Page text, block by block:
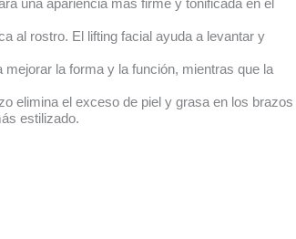
una apariencia más firme y tonificada en el
al rostro. El lifting facial ayuda a levantar y
la forma y la función, mientras que la
elimina el exceso de piel y grasa en los brazos
estilizado.